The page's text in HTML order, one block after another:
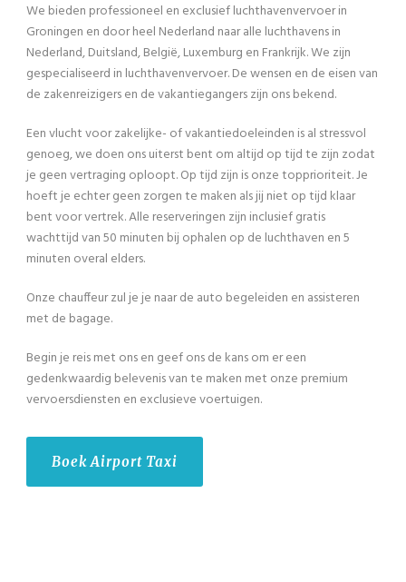
We bieden professioneel en exclusief luchthavenvervoer in
Groningen en door heel Nederland naar alle luchthavens in
Nederland, Duitsland, België, Luxemburg en Frankrijk. We zijn
gespecialiseerd in luchthavenvervoer. De wensen en de eisen van
de zakenreizigers en de vakantiegangers zijn ons bekend.
Een vlucht voor zakelijke- of vakantiedoeleinden is al stressvol
genoeg, we doen ons uiterst bent om altijd op tijd te zijn zodat
je geen vertraging oploopt. Op tijd zijn is onze topprioriteit. Je
hoeft je echter geen zorgen te maken als jij niet op tijd klaar
bent voor vertrek. Alle reserveringen zijn inclusief gratis
wachttijd van 50 minuten bij ophalen op de luchthaven en 5
minuten overal elders.
Onze chauffeur zul je je naar de auto begeleiden en assisteren
met de bagage.
Begin je reis met ons en geef ons de kans om er een
gedenkwaardig belevenis van te maken met onze premium
vervoersdiensten en exclusieve voertuigen.
Boek Airport Taxi